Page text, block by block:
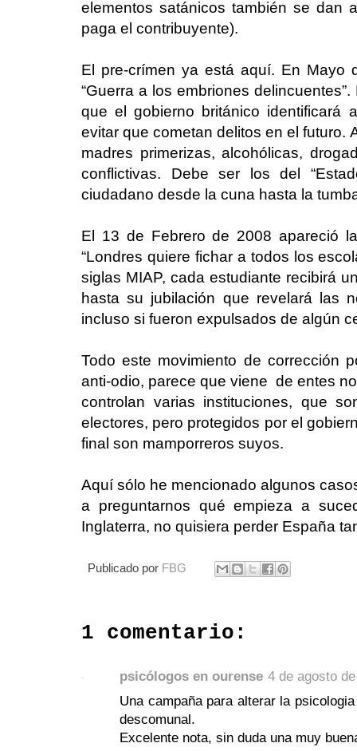
elementos satánicos también se dan
paga el contribuyente).
El pre-crímen ya está aquí. En Mayo
“Guerra a los embriones
que el gobierno británico identificará
evitar que cometan delitos en el futuro.
madres primerizas, alcohólicas,
conflictivas. Debe ser los del
ciudadano desde la cuna hasta la
El 13 de Febrero de 2008 apareció
“Londres quiere fichar a todos los
siglas MIAP, cada estudiante recibirá
hasta su jubilación que revelará las
incluso si fueron expulsados de algún
Todo este movimiento de corrección
anti-odio, parece que viene de entes
controlan varias instituciones, que
electores, pero protegidos por el
final son mamporreros suyos.
Aquí sólo he mencionado algunos
a preguntarnos qué empieza a
Inglaterra, no quisiera perder España
Publicado por FBG
1 comentario:
psicólogos en ourense 4 de agosto
Una campaña para alterar la
descomunal.
Excelente nota, sin duda una muy